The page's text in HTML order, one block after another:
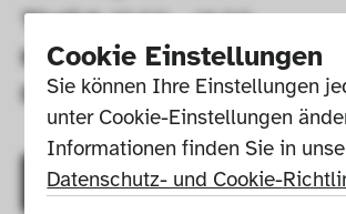
Cookie Einstellungen
Sie können Ihre Einstellungen
unter Cookie-Einstellungen
Datenschutz- und Cookie-
Täglich 10:00 – 18:00
Montags geschlossen
Donnerstags 10:00 – 20:00
Ticket kaufen